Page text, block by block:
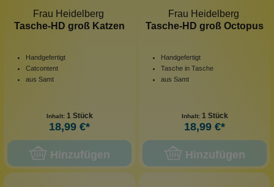
Frau Heidelberg
Tasche-HD groß Katzen
Handgefertigt
Catcontent
aus Samt
Inhalt: 1 Stück
18,99 €*
Hinzufügen
Frau Heidelberg
Tasche-HD groß Octopus
Handgefertigt
Tasche in Tasche
aus Samt
Inhalt: 1 Stück
18,99 €*
Hinzufügen